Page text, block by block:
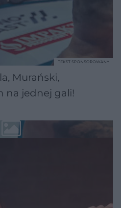
Murański,
na jednej gali!
TEKST SPONSOROWANY